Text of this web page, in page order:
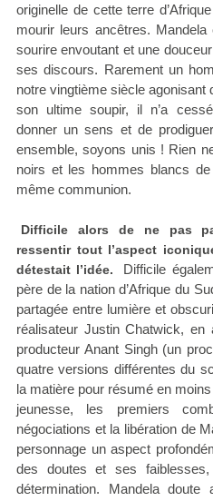
originelle de cette terre
mourir leurs ancêtres. Mandela
sourire envoutant et une
ses discours. Rarement un
notre vingtième siècle agonisant
son ultime soupir, il n’a
donner un sens et de
ensemble, soyons unis ! Rien
noirs et les hommes blancs
même communion.
Difficile alors de ne pas
ressentir tout l’aspect
détestait l’idée.
Difficile
père de la nation d’Afrique du
partagée entre lumière et
réalisateur Justin Chatwick,
producteur Anant Singh (un
quatre versions différentes du
la matière pour résumé en
jeunesse, les premiers
négociations et la libération de
personnage un aspect
des doutes et ses
détermination. Mandela doute